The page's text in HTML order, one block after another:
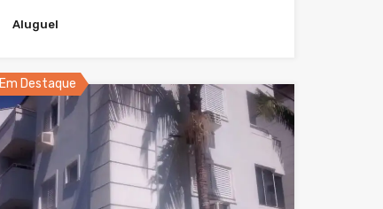
Aluguel
Em Destaque